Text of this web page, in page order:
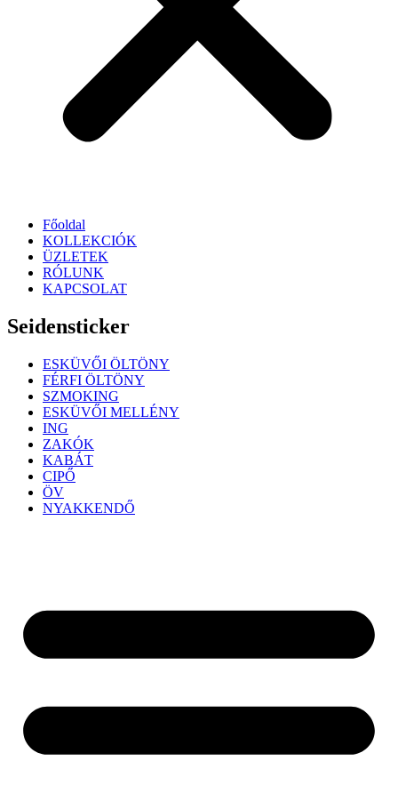
Főoldal
KOLLEKCIÓK
ÜZLETEK
RÓLUNK
KAPCSOLAT
Seidensticker
ESKÜVŐI ÖLTÖNY
FÉRFI ÖLTÖNY
SZMOKING
ESKÜVŐI MELLÉNY
ING
ZAKÓK
KABÁT
CIPŐ
ÖV
NYAKKENDŐ